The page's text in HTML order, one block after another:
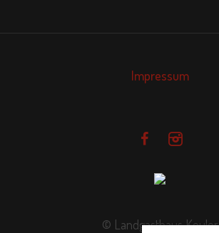
Impressum
© Landgasthaus Keuler